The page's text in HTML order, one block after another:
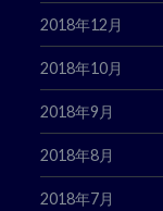
2018年12月
2018年10月
2018年9月
2018年8月
2018年7月